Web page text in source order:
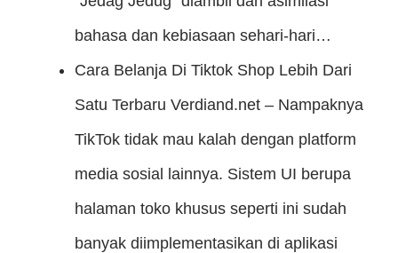
bahasa dan kebiasaan sehari-hari…
Cara Belanja Di Tiktok Shop Lebih Dari
Satu Terbaru Verdiand.net – Nampaknya
TikTok tidak mau kalah dengan platform
media sosial lainnya. Sistem UI berupa
halaman toko khusus seperti ini sudah
banyak diimplementasikan di aplikasi